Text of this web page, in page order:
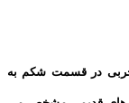
چربی در قسمت شکم به